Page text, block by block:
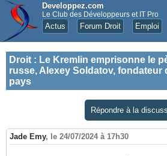
Developpez.com
Le Club des Développeurs et IT Pro
Actus Forum Droit Emploi
Droit : Le Kremlin emprisonne le
russe, Alexey Soldatov, fondateur
pays
Répondre à la
Jade Emy, le 24/07/2024 à 17h30